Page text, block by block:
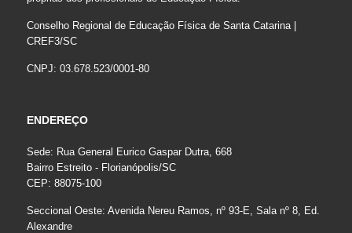
Conselho Regional de Educação Física de Santa Catarina |
CREF3/SC
CNPJ: 03.678.523/0001-80
ENDEREÇO
Sede: Rua General Eurico Gaspar Dutra, 668
Bairro Estreito - Florianópolis/SC
CEP: 88075-100
Seccional Oeste: Avenida Nereu Ramos, nº 93-E, Sala nº 8, Ed.
Alexandre